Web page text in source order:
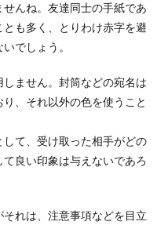
テムとして普段から帽子を着用す
いう人もいますよね。帽子が好き
ツ】試合で活躍するため
てほしいこと
入って初めてバスケの試合に出る
思うと、誰でも緊張してしまうで
んね。友達同士の手紙であ
も多く、とりわけ赤字を避
でしょう。
ません。封筒などの宛名は
、それ以外の色を使うこと
て、受け取った相手がどの
良い印象は与えないであろ
れは、注意事項などを目立